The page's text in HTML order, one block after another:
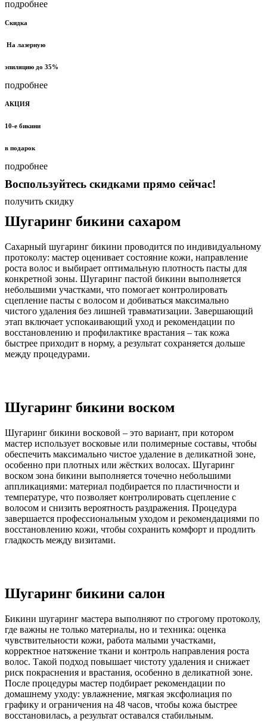
подробнее
Скидка
На лазерную
эпиляцию до 35%
подробнее
АКЦИЯ
10-е бикини
в подарок
подробнее
Воспользуйтесь скидками прямо сейчас!
получить скидку
Шугаринг бикини сахаром
Сахарный шугаринг бикини проводится по индивидуальному
протоколу: мастер оценивает состояние кожи, направление
роста волос и выбирает оптимальную плотность пасты для
конкретной зоны. Шугаринг пастой бикини выполняется
небольшими участками, что помогает контролировать
сцепление пасты с волосом и добиваться максимально
чистого удаления без лишней травматизации. Завершающий
этап включает успокаивающий уход и рекомендации по
восстановлению и профилактике врастания – так кожа
быстрее приходит в норму, а результат сохраняется дольше
между процедурами.
Шугаринг бикини воском
Шугаринг бикини восковой – это вариант, при котором
мастер использует восковые или полимерные составы, чтобы
обеспечить максимально чистое удаление в деликатной зоне,
особенно при плотных или жёстких волосах. Шугаринг
воском зона бикини выполняется точечно небольшими
аппликациями: материал подбирается по пластичности и
температуре, что позволяет контролировать сцепление с
волосом и снизить вероятность раздражения. Процедура
завершается профессиональным уходом и рекомендациями по
восстановлению кожи, чтобы сохранить комфорт и продлить
гладкость между визитами.
Шугаринг бикини салон
Бикини шугаринг мастера выполняют по строгому протоколу,
где важны не только материалы, но и техника: оценка
чувствительности кожи, работа малыми участками,
корректное натяжение ткани и контроль направления роста
волос. Такой подход повышает чистоту удаления и снижает
риск покраснения и врастания, особенно в деликатной зоне.
После процедуры мастер подбирает рекомендации по
домашнему уходу: увлажнение, мягкая эксфолиация по
графику и ограничения на 48 часов, чтобы кожа быстрее
восстановилась, а результат оставался стабильным.